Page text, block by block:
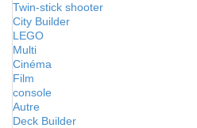
Twin-stick shooter
City Builder
LEGO
Multi
Cinéma
Film
console
Autre
Deck Builder